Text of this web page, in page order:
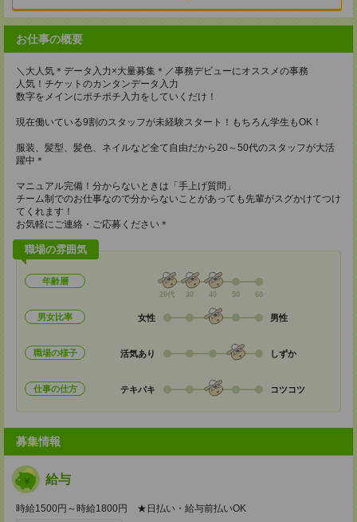
お仕事の概要
＼大人気＊データ入力×大量募集＊／事務デビューにオススメの事務
人気！チケットのカンタンデータ入力
数字をメインにポチポチ入力をしていくだけ！
現在働いている9割のスタッフが未経験スタート！もちろん学生もOK！
服装、髪型、髪色、ネイルなど全て自由だから20～50代のスタッフが大活
躍中＊
マニュアル完備！分からないときは「手上げ質問」
チーム制でのお仕事なので分からないことがあっても先輩がスグかけてつけ
てくれます！
お気軽にご連絡・ご応募ください＊
職場の雰囲気
年齢層
20代 30 40 50 60
男女比率 女性 男性
職場の様子 活気あり しずか
仕事の仕方 テキパキ コツコツ
募集情報
給与
時給1500円～時給1800円 ★日払い・給与前払いOK